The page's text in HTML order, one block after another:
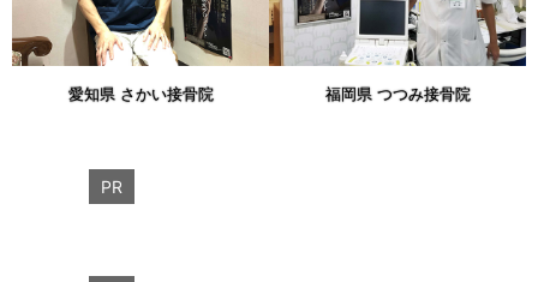
愛知県 さかい接骨院 福岡県 つつみ接骨院
PR